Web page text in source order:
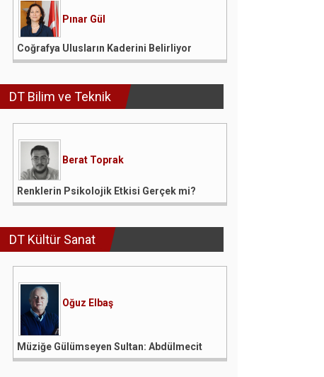
Pınar Gül
Coğrafya Ulusların Kaderini Belirliyor
DT Bilim ve Teknik
Berat Toprak
Renklerin Psikolojik Etkisi Gerçek mi?
DT Kültür Sanat
Oğuz Elbaş
Müziğe Gülümseyen Sultan: Abdülmecit